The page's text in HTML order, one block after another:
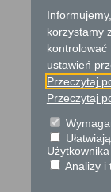
korzystamy
ustawień
Przeczytaj
Przeczytaj
Analizy i